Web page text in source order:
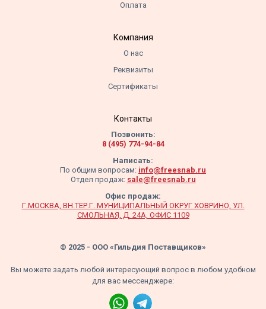
Оплата
Компания
О нас
Реквизиты
Сертификаты
Контакты
Позвонить:
8 (495) 774-94-84
Написать:
По общим вопросам: info@freesnab.ru
Отдел продаж: sale@freesnab.ru
Офис продаж:
Г.МОСКВА, ВН.ТЕР.Г. МУНИЦИПАЛЬНЫЙ ОКРУГ ХОВРИНО, УЛ.
СМОЛЬНАЯ, Д. 24А, ОФИС 1109
© 2025 - ООО «Гильдия Поставщиков»
Вы можете задать любой интересующий вопрос в любом удобном
для вас мессенджере: